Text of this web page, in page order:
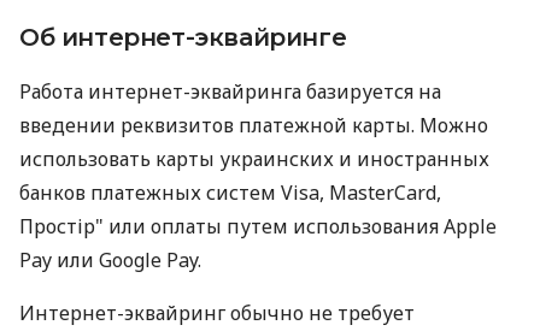
Об интернет-эквайринге
Работа интернет-эквайринга базируется на
введении реквизитов платежной карты. Можно
использовать карты украинских и иностранных
банков платежных систем Visa, MasterCard,
Простір" или оплаты путем использования Apple
Pay или Google Pay.
Интернет-эквайринг обычно не требует